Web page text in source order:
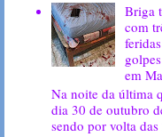
Briga
com
em
Na noite da última
dia 30 de outubro
sendo por volta